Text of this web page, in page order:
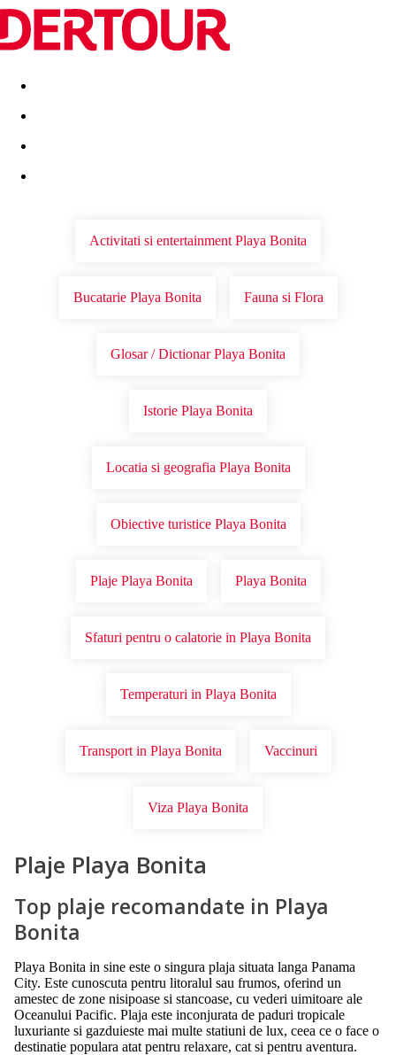
Destinatii Vacanta perfecta OFERTE DE NERATAT
Activitati si entertainment Playa Bonita
Bucatarie Playa Bonita Fauna si Flora
Glosar / Dictionar Playa Bonita
Istorie Playa Bonita
Locatia si geografia Playa Bonita
Obiective turistice Playa Bonita
Plaje Playa Bonita Playa Bonita
Sfaturi pentru o calatorie in Playa Bonita
Temperaturi in Playa Bonita
Transport in Playa Bonita Vaccinuri
Viza Playa Bonita
Plaje Playa Bonita
Top plaje recomandate in Playa
Bonita
Playa Bonita in sine este o singura plaja situata langa Panama
City. Este cunoscuta pentru litoralul sau frumos, oferind un
amestec de zone nisipoase si stancoase, cu vederi uimitoare ale
Oceanului Pacific. Plaja este inconjurata de paduri tropicale
luxuriante si gazduieste mai multe statiuni de lux, ceea ce o face o
destinatie populara atat pentru relaxare, cat si pentru aventura.